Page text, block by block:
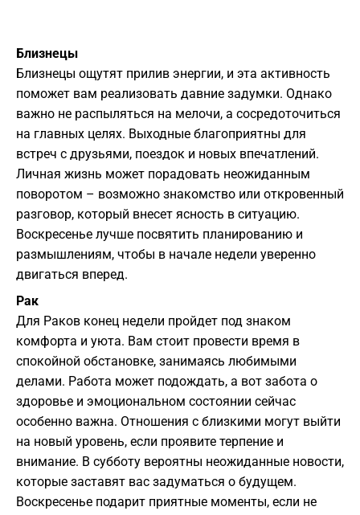
Близнецы
Близнецы ощутят прилив энергии, и эта активность
поможет вам реализовать давние задумки. Однако
важно не распыляться на мелочи, а сосредоточиться
на главных целях. Выходные благоприятны для
встреч с друзьями, поездок и новых впечатлений.
Личная жизнь может порадовать неожиданным
поворотом – возможно знакомство или откровенный
разговор, который внесет ясность в ситуацию.
Воскресенье лучше посвятить планированию и
размышлениям, чтобы в начале недели уверенно
двигаться вперед.
Рак
Для Раков конец недели пройдет под знаком
комфорта и уюта. Вам стоит провести время в
спокойной обстановке, занимаясь любимыми
делами. Работа может подождать, а вот забота о
здоровье и эмоциональном состоянии сейчас
особенно важна. Отношения с близкими могут выйти
на новый уровень, если проявите терпение и
внимание. В субботу вероятны неожиданные новости,
которые заставят вас задуматься о будущем.
Воскресенье подарит приятные моменты, если не